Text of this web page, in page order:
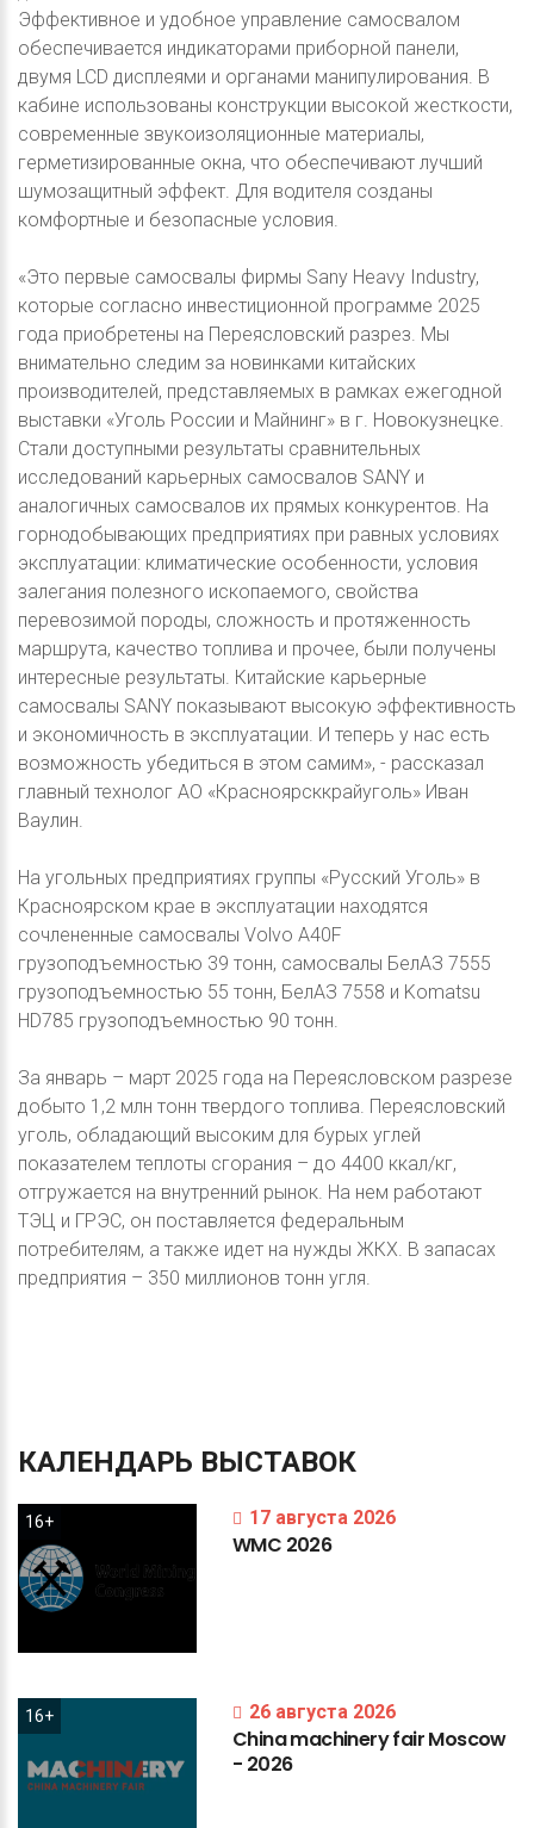
Эффективное и удобное управление самосвалом
обеспечивается индикаторами приборной панели,
двумя LCD дисплеями и органами манипулирования. В
кабине использованы конструкции высокой жесткости,
современные звукоизоляционные материалы,
герметизированные окна, что обеспечивают лучший
шумозащитный эффект. Для водителя созданы
комфортные и безопасные условия.
«Это первые самосвалы фирмы Sany Heavy Industry,
которые согласно инвестиционной программе 2025
года приобретены на Переясловский разрез. Мы
внимательно следим за новинками китайских
производителей, представляемых в рамках ежегодной
выставки «Уголь России и Майнинг» в г. Новокузнецке.
Стали доступными результаты сравнительных
исследований карьерных самосвалов SANY и
аналогичных самосвалов их прямых конкурентов. На
горнодобывающих предприятиях при равных условиях
эксплуатации: климатические особенности, условия
залегания полезного ископаемого, свойства
перевозимой породы, сложность и протяженность
маршрута, качество топлива и прочее, были получены
интересные результаты. Китайские карьерные
самосвалы SANY показывают высокую эффективность
и экономичность в эксплуатации. И теперь у нас есть
возможность убедиться в этом самим», - рассказал
главный технолог АО «Красноярсккрайуголь» Иван
Ваулин.
На угольных предприятиях группы «Русский Уголь» в
Красноярском крае в эксплуатации находятся
сочлененные самосвалы Volvo A40F
грузоподъемностью 39 тонн, самосвалы БелАЗ 7555
грузоподъемностью 55 тонн, БелАЗ 7558 и Komatsu
HD785 грузоподъемностью 90 тонн.
За январь – март 2025 года на Переясловском разрезе
добыто 1,2 млн тонн твердого топлива. Переясловский
уголь, обладающий высоким для бурых углей
показателем теплоты сгорания – до 4400 ккал/кг,
отгружается на внутренний рынок. На нем работают
ТЭЦ и ГРЭС, он поставляется федеральным
потребителям, а также идет на нужды ЖКХ. В запасах
предприятия – 350 миллионов тонн угля.
КАЛЕНДАРЬ ВЫСТАВОК
16+ 17 августа 2026
WMC 2026
16+ 26 августа 2026
ChinamachineryfairMoscow
- 2026